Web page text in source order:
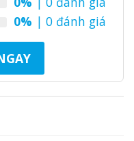
0% | 0 đánh giá